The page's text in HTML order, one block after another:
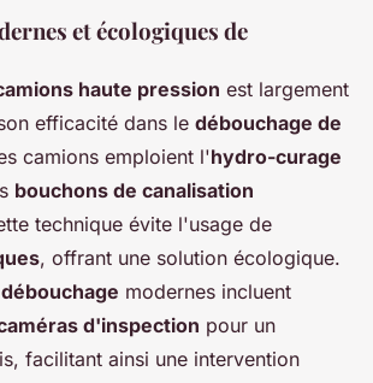
et écologiques de
haute pression est largement
efficacité dans le débouchage de
camions emploient l'hydro-curage
bouchons de canalisation
technique évite l'usage de
, offrant une solution écologique.
modernes incluent
d'inspection pour un
facilitant ainsi une intervention